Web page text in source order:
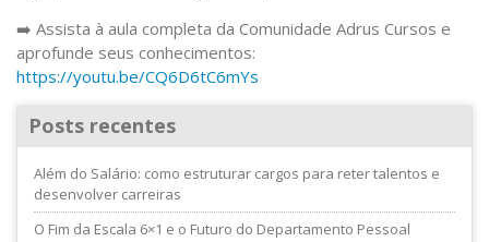
➡️ Assista à aula completa da Comunidade Adrus Cursos e
aprofunde seus conhecimentos:
https://youtu.be/CQ6D6tC6mYs
Posts recentes
Além do Salário: como estruturar cargos para reter talentos e
desenvolver carreiras
O Fim da Escala 6×1 e o Futuro do Departamento Pessoal